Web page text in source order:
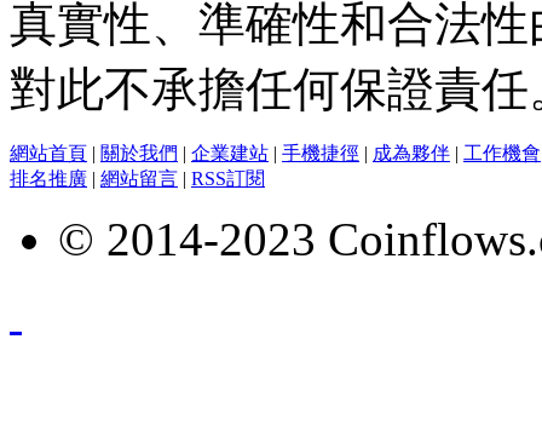
真實性、準確性和合法
對此不承擔任何保證責任
網站首頁 | 關於我們 | 企業建站 | 手機捷徑 | 成為夥伴 | 工作機會
排名推廣 | 網站留言 | RSS訂閱
© 2014-2023